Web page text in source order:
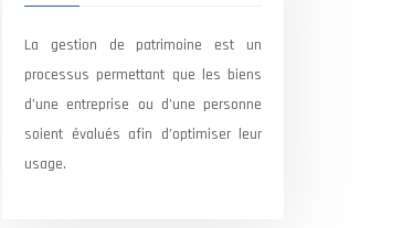
La gestion de patrimoine est un
processus permettant que les biens
d’une entreprise ou d’une personne
soient évalués afin d’optimiser leur
usage.